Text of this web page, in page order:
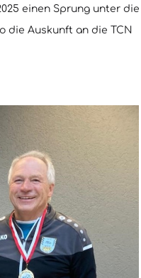
einen Sprung unter die
die Auskunft an die TCN